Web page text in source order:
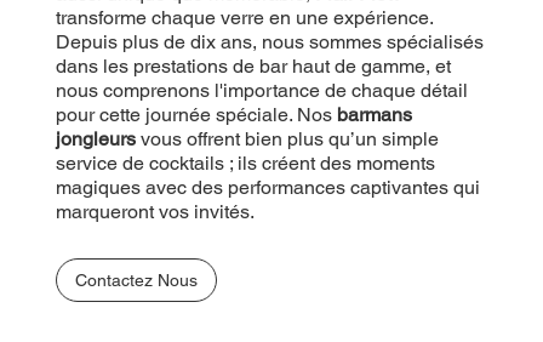
transforme chaque verre en une expérience.
Depuis plus de dix ans, nous sommes spécialisés
dans les prestations de bar haut de gamme, et
nous comprenons l'importance de chaque détail
pour cette journée spéciale. Nos barmans
jongleursvous offrent bien plus qu’un simple
service de cocktails ; ils créent des moments
magiques avec des performances captivantes qui
marqueront vos invités.
Contactez Nous